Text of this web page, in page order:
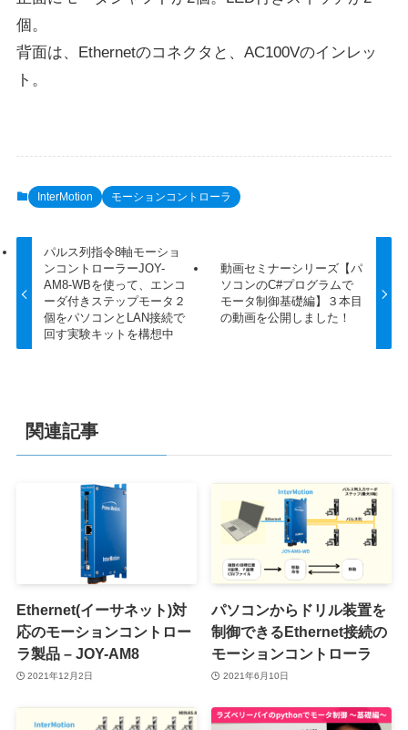
個。
背面は、Ethernetのコネクタと、AC100Vのインレッ
ト。
InterMotion モーションコントローラ
パルス列指令8軸モーショ
ンコントローラーJOY-
AM8-WBを使って、エンコ
ーダ付きステップモータ２
個をパソコンとLAN接続で
回す実験キットを構想中
動画セミナーシリーズ【パ
ソコンのC#プログラムで
モータ制御基礎編】３本目
の動画を公開しました！
関連記事
Ethernet(イーサネット)対
応のモーションコントロー
ラ製品 – JOY-AM8
2021年12月2日
パソコンからドリル装置を
制御できるEthernet接続の
モーションコントローラ
2021年6月10日